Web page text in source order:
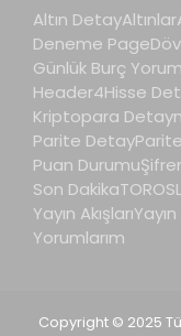
Altın DetayAltınlar
Deneme Page
Günlük Burç
Header4Hisse
Kriptopara Detay
Parite Detay
Puan Durumu
Son Dakika
Yayın AkışlarıYayın
Yorumlarım
Copyright © 2025